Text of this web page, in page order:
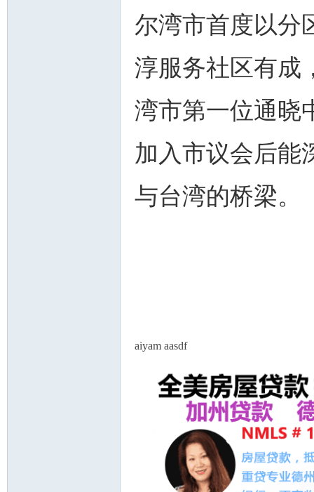
尔湾市首度以分
淳服务社区有成
湾市第一位通晓
加入市议会后能
与台湾的桥梁。
aiyam aasdf